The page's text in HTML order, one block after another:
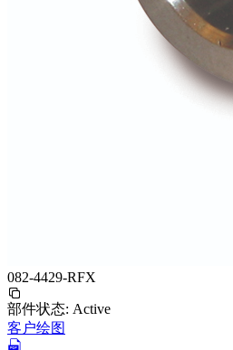
082-4429-RFX
部件状态: Active
客户绘图